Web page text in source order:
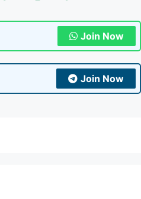
Join Now
Join Now